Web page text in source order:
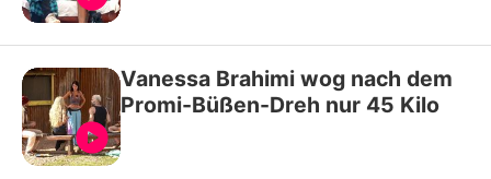
Vanessa Brahimi wog nach dem
Promi-Büßen-Dreh nur 45 Kilo